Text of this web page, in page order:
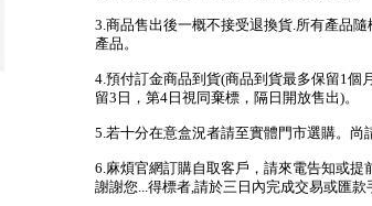
3.商品售出後一概不接受退換貨.所有產品
產品。
4.預付訂金商品到貨(商品到貨最多保留1個
留3日，第4日視同棄標，隔日開放售出)。
5.若十分在意盒況者請至實體門市選購。尚
6.麻煩官網訂購自取客戶，請來電告知或提
謝謝您...得標者,請於三日內完成交易或匯